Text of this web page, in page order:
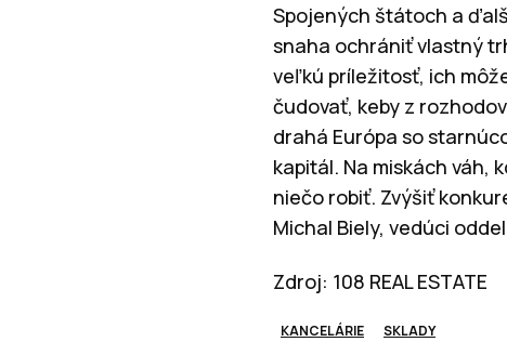
Spojených štátoch a
snaha ochrániť vlastný
veľkú príležitosť, ich
čudovať, keby z
drahá Európa so
kapitál. Na miskách váh,
niečo robiť. Zvýšiť
Michal Biely, vedúci
Zdroj: 108 REAL ESTATE
KANCELÁRIE SKLADY